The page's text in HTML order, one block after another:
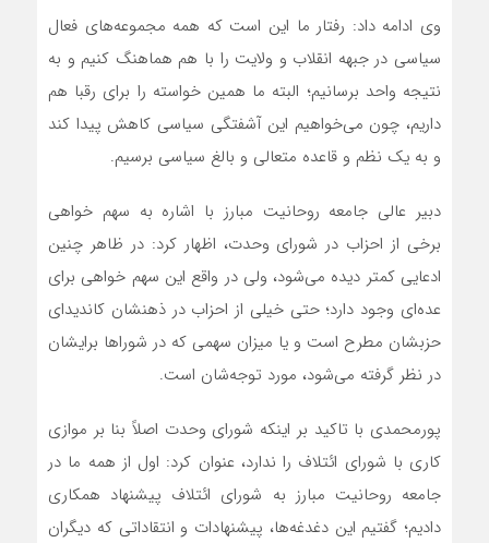
وی ادامه داد: رفتار ما این است که همه مجموعه­‌های فعال
سیاسی در جبهه انقلاب و ولایت را با هم هماهنگ کنیم و به
نتیجه واحد برسانیم؛ البته ما همین خواسته را برای رقبا هم
داریم، چون می­‌خواهیم این آشفتگی سیاسی کاهش پیدا کند
و به یک نظم و قاعده متعالی و بالغ سیاسی برسیم.
دبیر عالی جامعه روحانیت مبارز با اشاره به سهم خواهی
برخی از احزاب در شورای وحدت، اظهار کرد: در ظاهر چنین
ادعایی کمتر دیده می‌­شود، ولی در واقع این سهم خواهی برای
عده‌­ای وجود دارد؛ حتی خیلی­ از احزاب در ذهنشان کاندیدای
حزبشان مطرح است و یا میزان سهمی که در شوراها برایشان
در نظر گرفته می‌­شود، مورد توجه‌­شان است.
پورمحمدی با تاکید بر اینکه شورای وحدت اصلاً بنا بر موازی
کاری با شورای ائتلاف را ندارد، عنوان کرد: اول از همه ما در
جامعه روحانیت مبارز به شورای ائتلاف پیشنهاد همکاری
دادیم؛ گفتیم این دغدغه‌­ها، پیشنهادات و انتقاداتی که دیگران